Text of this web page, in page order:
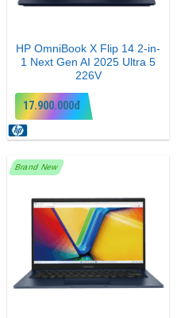
HP OmniBook X Flip 14 2-in-
1 Next Gen AI 2025 Ultra 5
226V
17.900.000đ
Brand New